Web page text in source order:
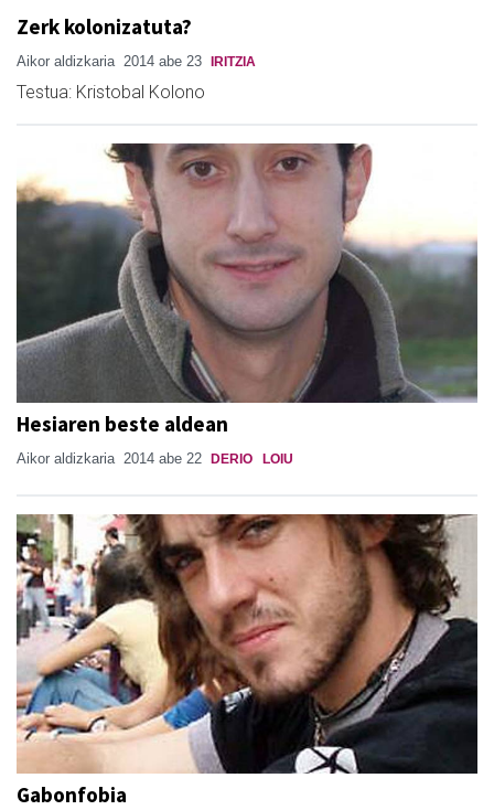
Zerk kolonizatuta?
Aikor aldizkaria 2014 abe 23 IRITZIA
Testua: Kristobal Kolono
Hesiaren beste aldean
Aikor aldizkaria 2014 abe 22 DERIO LOIU
Gabonfobia